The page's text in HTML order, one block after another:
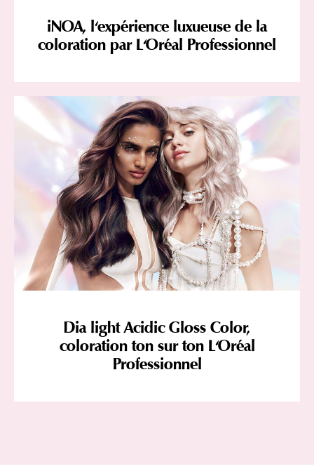
iNOA, l'expérience luxueuse de la
coloration par L'Oréal Professionnel
Dia light Acidic Gloss Color,
coloration ton sur ton L'Oréal
Professionnel